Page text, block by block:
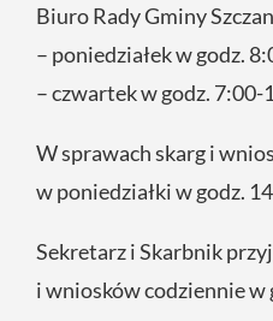
Biuro Rady Gminy
– poniedziałek w godz.
– czwartek w godz. 7:00-
W sprawach skarg i
w poniedziałki w godz.
Sekretarz i Skarbnik
i wniosków codziennie w